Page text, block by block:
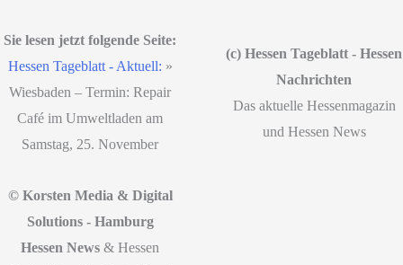
Sie lesen jetzt folgende Seite:
Hessen Tageblatt - Aktuell: »
Wiesbaden – Termin: Repair
Café im Umweltladen am
Samstag, 25. November
(c) Hessen Tageblatt - Hessen
Nachrichten
Das aktuelle Hessenmagazin
und Hessen News
© Korsten Media & Digital
Solutions - Hamburg
Hessen News & Hessen